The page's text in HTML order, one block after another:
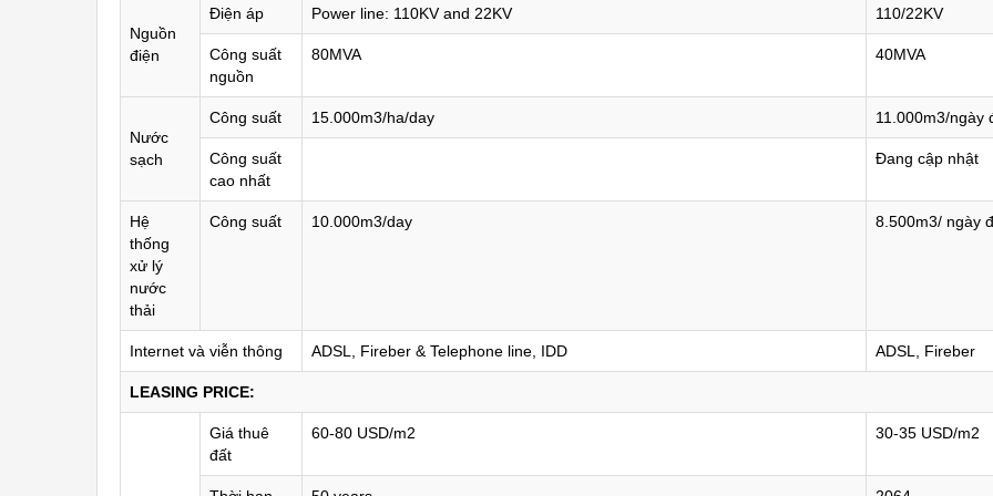
Nguồn
điện
Điện áp Power line: 110KV and 22KV 110/22KV
Công suất
nguồn
80MVA 40MVA
Nước
sạch
Công suất 15.000m3/ha/day 11.000m3/ngày
Công suất
cao nhất
Đang cập nhật
Hệ
thống
xử lý
nước
thải
Công suất 10.000m3/day 8.500m3/ ngày
Internet và viễn thông ADSL, Fireber & Telephone line, IDD ADSL, Fireber
LEASING PRICE:
Giá thuê
đất
60-80 USD/m2 30-35 USD/m2